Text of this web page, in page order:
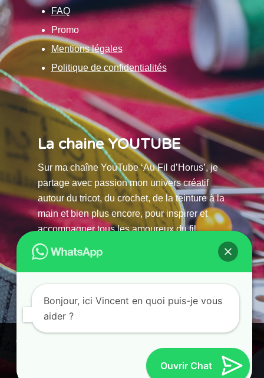
FAQ
Promo
Mentions légales
Politique de confidentialités
La chaine YOUTUBE
Sur ma chaîne YouTube ‘Au Fil d’Horus’, je
partage avec passion mon univers créatif
autour du tricot, du crochet, de la teinture à la
main et bien plus encore, pour inspirer et
accompagner tous les amoureux du fil.
© 2025 AU FILS D’HORUS| All Rights Reserved |
Ce site utilise des cookies. En continuant à parcourir ce site, vous
acceptez leur utilisation.
Bonjour, ici Vincent en quoi puis-je vous
aider ?
Ouvrir Chat